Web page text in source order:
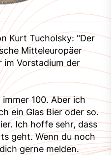
Kurt Tucholsky: "Der
Mitteleuropäer
im Vorstadium der
100. Aber ich
ein Glas Bier oder so.
Ich hoffe sehr, dass
geht. Wenn du noch
gerne melden.